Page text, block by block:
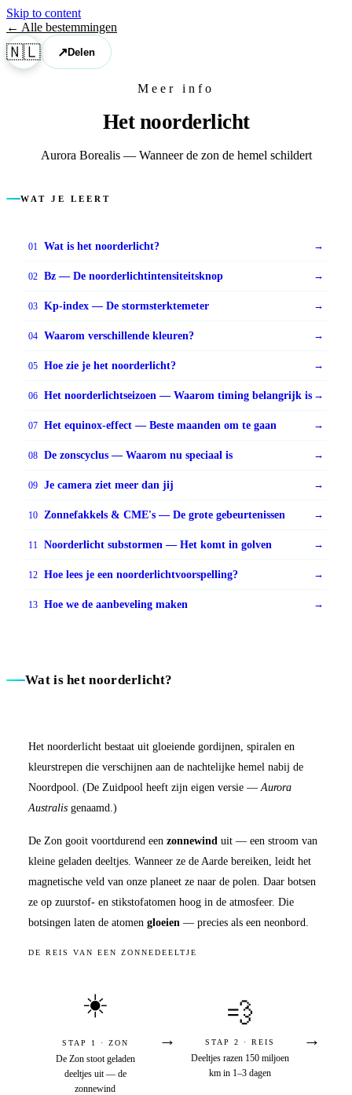
Skip to content
← Alle bestemmingen
🇳🇱 ↗Delen
Meer info
Het noorderlicht
Aurora Borealis — Wanneer de zon de hemel schildert
WAT JE LEERT
01 Wat is het noorderlicht? →
02 Bz — De noorderlichtintensiteitsknop →
03 Kp-index — De stormsterktemeter →
04 Waarom verschillende kleuren? →
05 Hoe zie je het noorderlicht? →
06 Het noorderlichtseizoen — Waarom timing belangrijk is →
07 Het equinox-effect — Beste maanden om te gaan →
08 De zonscyclus — Waarom nu speciaal is →
09 Je camera ziet meer dan jij →
10 Zonnefakkels & CME's — De grote gebeurtenissen →
11 Noorderlicht substormen — Het komt in golven →
12 Hoe lees je een noorderlichtvoorspelling? →
13 Hoe we de aanbeveling maken →
Wat is het noorderlicht?
Het noorderlicht bestaat uit gloeiende gordijnen, spiralen en
kleurstrepen die verschijnen aan de nachtelijke hemel nabij de
Noordpool. (De Zuidpool heeft zijn eigen versie — Aurora
Australis genaamd.)
De Zon gooit voortdurend een zonnewind uit — een stroom van
kleine geladen deeltjes. Wanneer ze de Aarde bereiken, leidt het
magnetische veld van onze planeet ze naar de polen. Daar botsen
ze op zuurstof- en stikstofatomen hoog in de atmosfeer. Die
botsingen laten de atomen gloeien — precies als een neonbord.
DE REIS VAN EEN ZONNEDEELTJE
☀️
STAP 1 · ZON
De Zon stoot geladen
deeltjes uit — de
zonnewind
→
💨
STAP 2 · REIS
Deeltjes razen 150 miljoen
km in 1–3 dagen
→